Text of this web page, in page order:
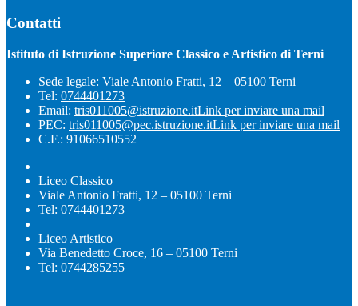
Contatti
Istituto di Istruzione Superiore Classico e Artistico di Terni
Sede legale: Viale Antonio Fratti, 12 – 05100 Terni
Tel: 0744401273
Email: tris011005@istruzione.itLink per inviare una mail
PEC: tris011005@pec.istruzione.itLink per inviare una mail
C.F.: 91066510552
Liceo Classico
Viale Antonio Fratti, 12 – 05100 Terni
Tel: 0744401273
Liceo Artistico
Via Benedetto Croce, 16 – 05100 Terni
Tel: 0744285255